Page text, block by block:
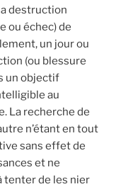
destruction
ou échec) de
un jour ou
(ou blessure
un objectif
au
La recherche de
n’étant en tout
sans effet de
et ne
tenter de les nier